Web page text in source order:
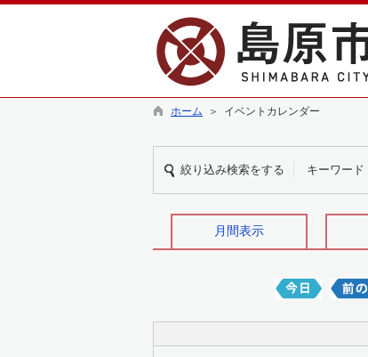
ホーム ＞ イベントカレンダー
絞り込み検索をする キーワード
月間表示